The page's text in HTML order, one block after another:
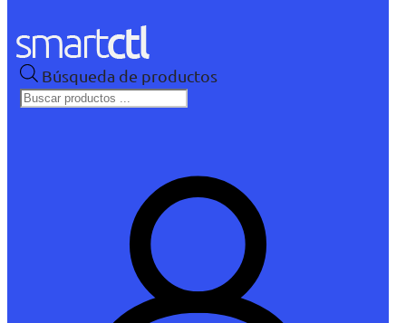
Búsqueda de productos